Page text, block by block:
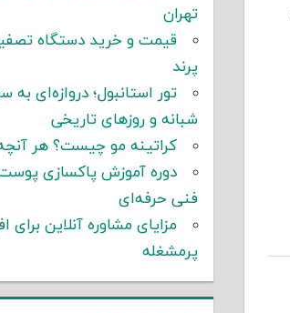
تهران
قیمت و خرید دستگاه
پرند
تور استانبول؛ دروازه‌ای به
شبانه و روزهای تاریخی
کراتینه مو چیست؟ هر آنچه
دوره آموزش پاکسازی
فنی حرفه‌ای
مزایای مشاوره آنلاین برای
پرمشغله